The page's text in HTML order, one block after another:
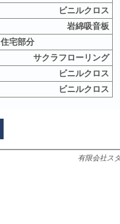
ビニルクロス
岩綿吸音板
住宅部分
サクラフローリング
ビニルクロス
ビニルクロス